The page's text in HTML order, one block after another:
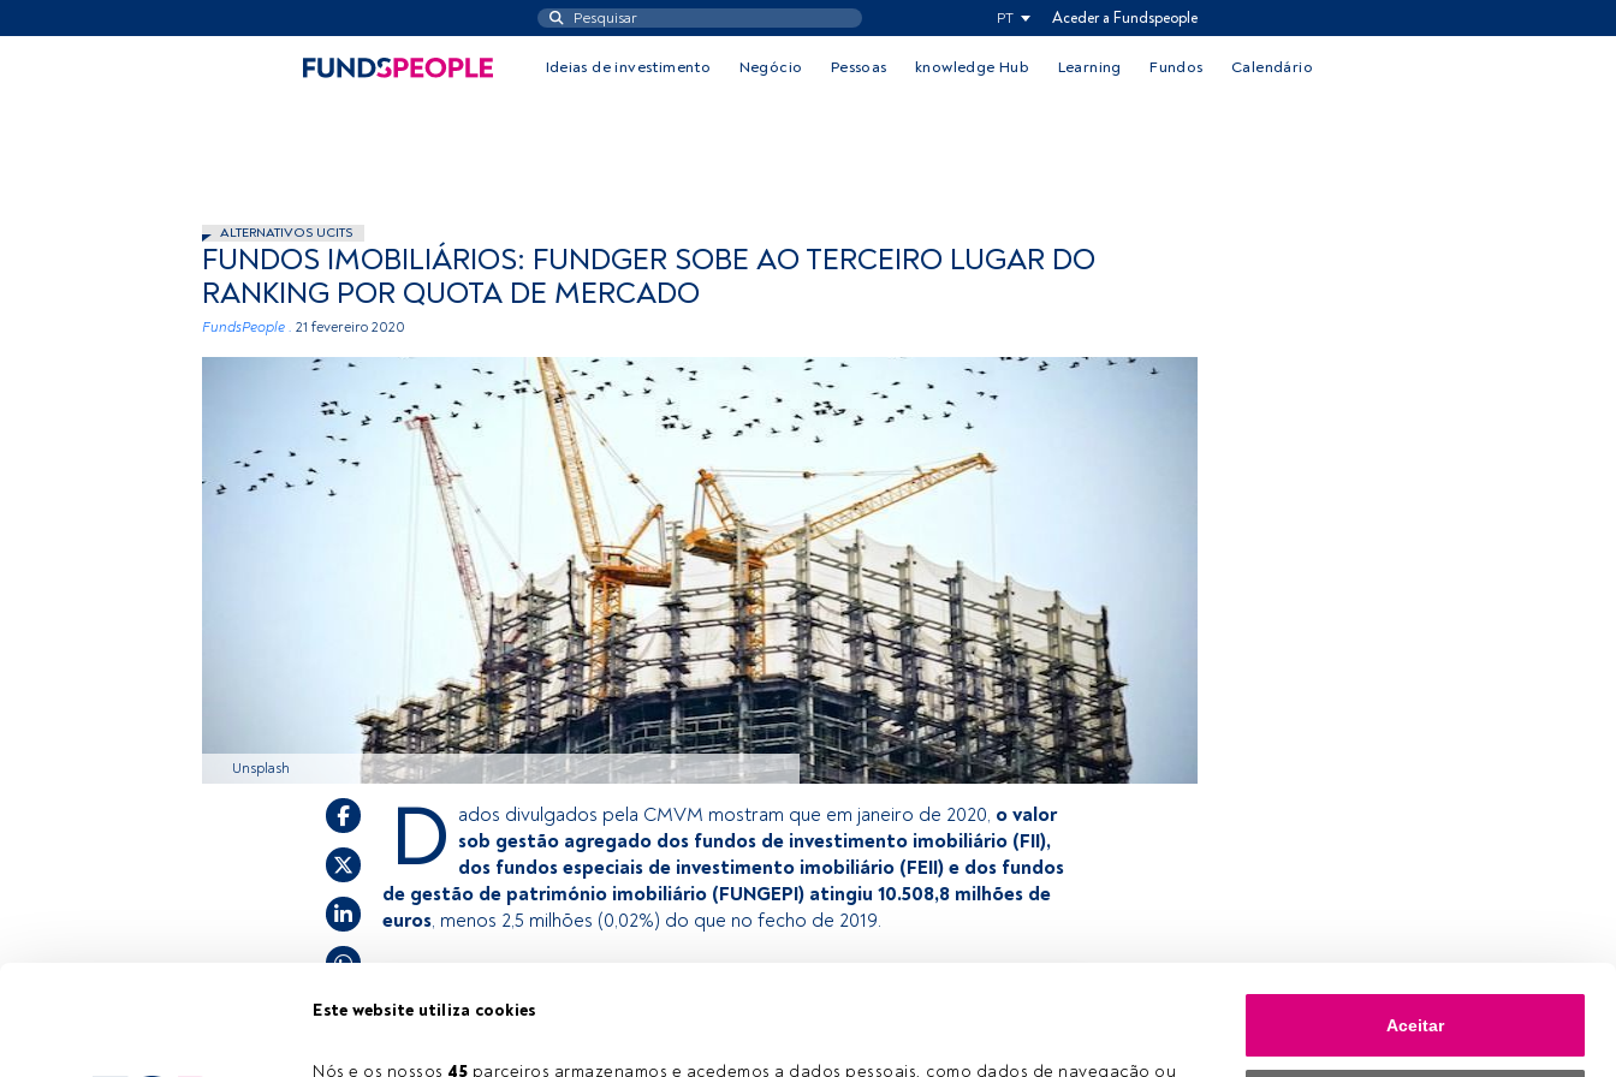
Este website utiliza cookies
Nós e os nossos 45 parceiros armazenamos e acedemos a dados pessoais, como dados de navegação ou
Aceitar
PT Aceder a Fundspeople
Ideias de investimento Negócio Pessoas knowledge Hub Learning Fundos Calendário
ALTERNATIVOS UCITS
FUNDOS IMOBILIÁRIOS: FUNDGER SOBE AO TERCEIRO LUGAR DO
RANKING POR QUOTA DE MERCADO
FundsPeople . 21 fevereiro 2020
Unsplash
D ados divulgados pela CMVM mostram que em janeiro de 2020, o valor
sob gestão agregado dos fundos de investimento imobiliário (FII),
dos fundos especiais de investimento imobiliário (FEII) e dos fundos
de gestão de património imobiliário (FUNGEPI) atingiu 10.508,8 milhões de
euros, menos 2,5 milhões (0,02%) do que no fecho de 2019.
Este é um artigo exclusivo para os utilizadores registados da FundsPeople. Se já
convidamo-lo a registar-se e a desfrutar de todo o universo que a FundsPeople